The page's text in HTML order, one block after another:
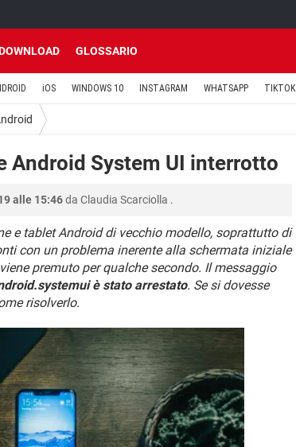
GLOSSARIO
iOS WINDOWS 10 INSTAGRAM WHATSAPP TIKTOK
Android System UI interrotto
alle 15:46da Claudia Scarciolla .
e tablet Android di vecchio modello, soprattutto di
con un problema inerente alla schermata iniziale
premuto per qualche secondo. Il messaggio
è stato arrestato. Se si dovesse
risolverlo.